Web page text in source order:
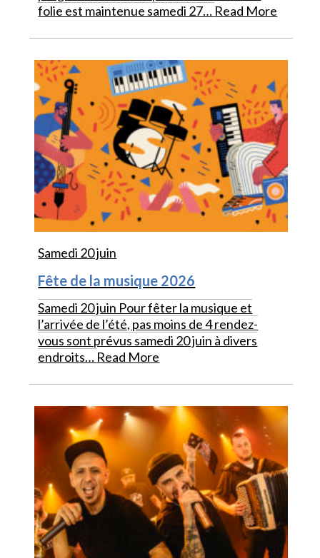
folie est maintenue samedi 27… Read More
Samedi 20 juin
Fête de la musique 2026
Samedi 20 juin Pour fêter la musique et
l’arrivée de l’été, pas moins de 4 rendez-
vous sont prévus samedi 20 juin à divers
endroits… Read More